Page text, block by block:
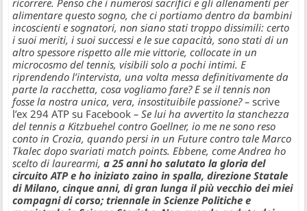
ricorrere. Penso che i numerosi sacrifici e gli allenamenti per
alimentare questo sogno, che ci portiamo dentro da bambini
incoscienti e sognatori, non siano stati troppo dissimili: certo
i suoi meriti, i suoi successi e le sue capacità, sono stati di un
altro spessore rispetto alle mie vittorie, collocate in un
microcosmo del tennis, visibili solo a pochi intimi. E
riprendendo l’intervista, una volta messa definitivamente da
parte la racchetta, cosa vogliamo fare? E se il tennis non
fosse la nostra unica, vera, insostituibile passione? –scrive
l’ex 294 ATP su Facebook – Se lui ha avvertito la stanchezza
del tennis a Kitzbuehel contro Goellner, io me ne sono reso
conto in Crozia, quando persi in un Future contro tale Marco
Tkalec dopo svariati match points. Ebbene, come Andrea ho
scelto di laurearmi,a 25 anni ho salutato la gloria del
circuito ATP e ho iniziato zaino in spalla, direzione Statale
di Milano, cinque anni, di gran lunga il più vecchio dei miei
compagni di corso; triennale in Scienze Politiche e